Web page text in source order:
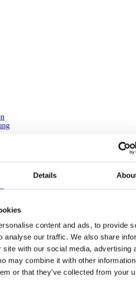
Details
content and ads, to provide
analyse our traffic. We also share
site with our social media, advertising
may combine it with other
or that they’ve collected from your
aus einer
aus Blech und
zahlreiche Anbieter, die sich entweder